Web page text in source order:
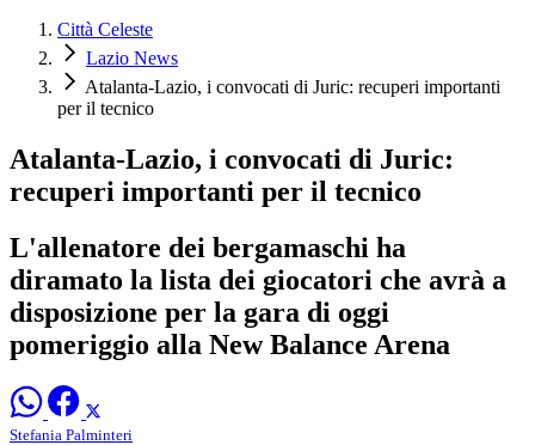
Città Celeste
Lazio News
Atalanta-Lazio, i convocati di Juric: recuperi importanti
per il tecnico
Atalanta-Lazio, i convocati di Juric:
recuperi importanti per il tecnico
L'allenatore dei bergamaschi ha
diramato la lista dei giocatori che avrà a
disposizione per la gara di oggi
pomeriggio alla New Balance Arena
Stefania Palminteri